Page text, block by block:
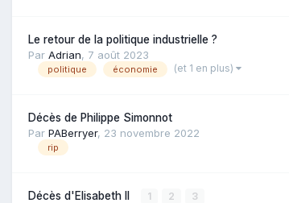
Le retour de la politique industrielle ?
Par Adrian, 7 août 2023
politique économie (et 1 en plus)
Décès de Philippe Simonnot
Par PABerryer, 23 novembre 2022
rip
Décès d'Elisabeth II 1 2 3